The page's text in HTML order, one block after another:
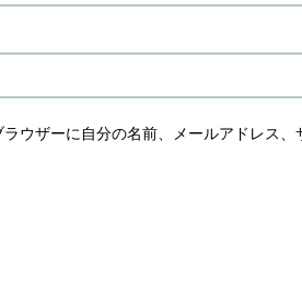
ウザーに自分の名前、メールアドレス、